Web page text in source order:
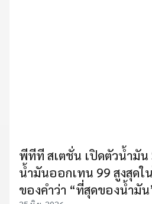
พีทีที สเตชั่น เปิดตัวน้ำมัน
น้ำมันออกเทน 99 สูงสุดใ
ของคำว่า “ที่สุดของน้ำมั